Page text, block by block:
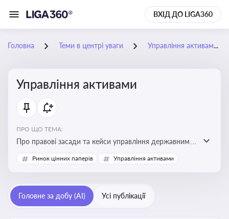
ВХІД ДО LIGA360
Головна Теми в центрі уваги Управління активами
Управління активами
ПРО ЩО ТЕМА:
Про правові засади та кейси управління державними,
комунальними та корпоративними активами, для
юристів і керівників, які відповідають за збереження
Ринок цінних паперів Управління активами
Головне за добу (AI) Усі публікації